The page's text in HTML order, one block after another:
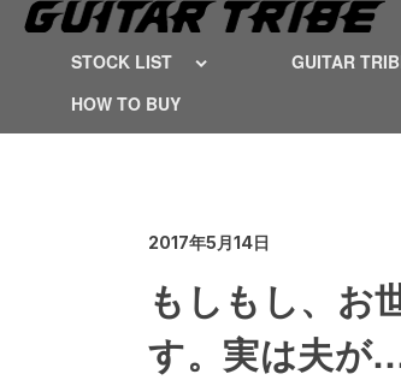
STOCK LIST GUITAR
HOW TO BUY
2017年5月14日
もしもし、お
す。実は夫が